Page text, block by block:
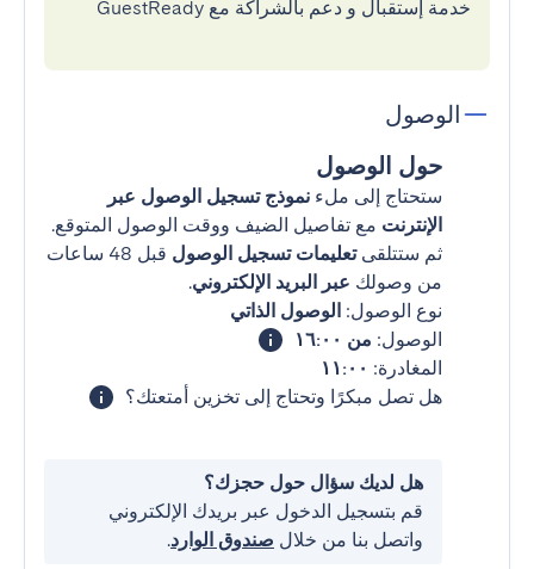
خدمة إستقبال و دعم بالشراكة مع GuestReady
الوصول
حول الوصول
ستحتاج إلى ملء نموذج تسجيل الوصول عبر
الإنترنت مع تفاصيل الضيف ووقت الوصول المتوقع.
ثم ستتلقىتعليمات تسجيل الوصول
قبل 48 ساعات
من وصولك عبر البريد الإلكتروني.
نوع الوصول: الوصول الذاتي
الوصول: من ١٦:٠٠
المغادرة: ١١:٠٠
هل تصل مبكرًا وتحتاج إلى تخزين أمتعتك؟
هل لديك سؤال حول حجزك؟
قم بتسجيل الدخول عبر بريدك الإلكتروني
واتصل بنا من خلال صندوق الوارد.